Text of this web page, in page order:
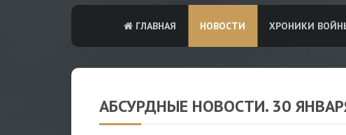
ГЛАВНАЯ НОВОСТИ ХРОНИКИ
АБСУРДНЫЕ НОВОСТИ. 30